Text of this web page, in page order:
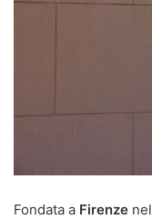
Fondata a Firenze nel